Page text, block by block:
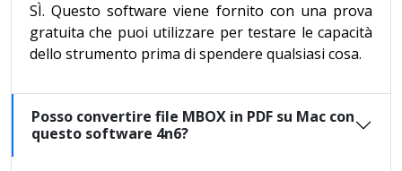
SÌ. Questo software viene fornito con una prova
gratuita che puoi utilizzare per testare le capacità
dello strumento prima di spendere qualsiasi cosa.
Posso convertire file MBOX in PDF su Mac con
questo software 4n6?